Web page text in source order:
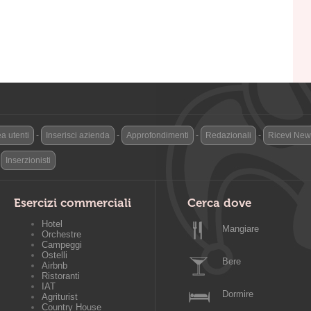
utenti - Inserisci azienda - Approfondimenti - Redazionali - Ricevi
Inserzionisti
Esercizi commerciali
Hotel
Orchestre
Campeggi
Ostelli
Airbnb
Ristoranti
IAT
Agriturist
Country House
Cerca dove
Mangiare
Bere
Dormire